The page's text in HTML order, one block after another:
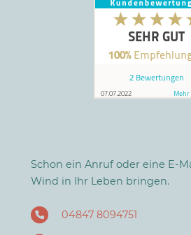
Schon ein Anruf oder eine E-
Wind in Ihr Leben bringen.
04847 8094751